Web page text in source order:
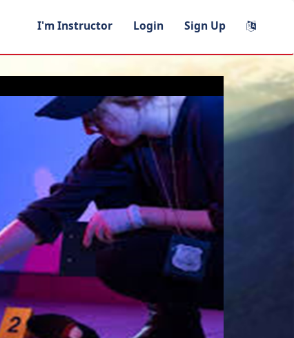
I'm Instructor Login Sign Up